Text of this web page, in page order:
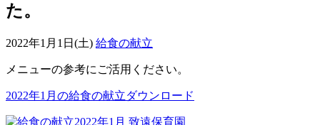
た。
2022年1月1日(土) 給食の献立
メニューの参考にご活用ください。
2022年1月の給食の献立ダウンロード